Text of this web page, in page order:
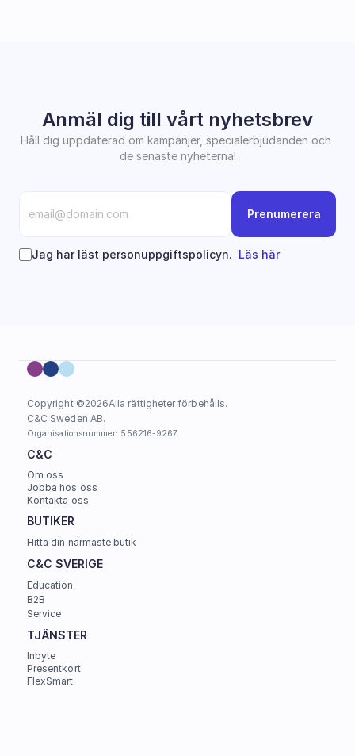
Anmäl dig till vårt nyhetsbrev
Håll dig uppdaterad om kampanjer, specialerbjudanden och
de senaste nyheterna!
Prenumerera
Jag har läst personuppgiftspolicyn. Läs här
Copyright ©2026Alla rättigheter förbehålls.
C&C Sweden AB.
Organisationsnummer: 556216-9267.
C&C
Om oss
Jobba hos oss
Kontakta oss
BUTIKER
Hitta din närmaste butik
C&C SVERIGE
Education
B2B
Service
TJÄNSTER
Inbyte
Presentkort
FlexSmart